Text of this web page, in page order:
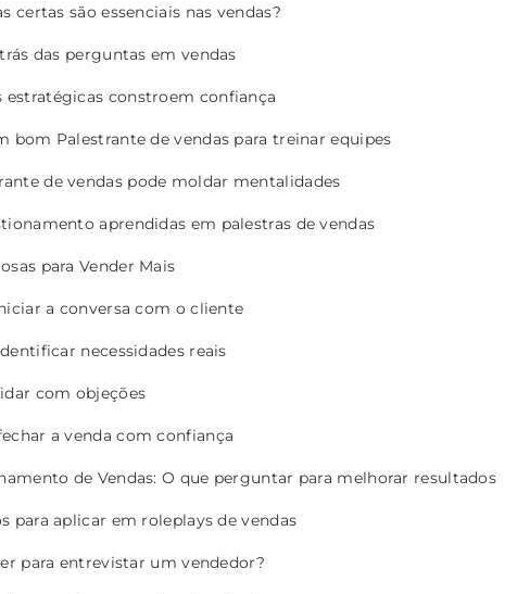
certas são essenciais nas vendas?
das perguntas em vendas
estratégicas constroem confiança
bom Palestrante de vendas para treinar equipes
de vendas pode moldar mentalidades
aprendidas em palestras de vendas
para Vender Mais
a conversa com o cliente
necessidades reais
com objeções
a venda com confiança
de Vendas: O que perguntar para melhorar resultados
para aplicar em roleplays de vendas
para entrevistar um vendedor?